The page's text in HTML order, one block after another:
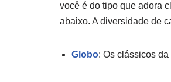
você é do tipo que adora
abaixo. A diversidade de
Globo: Os clássicos